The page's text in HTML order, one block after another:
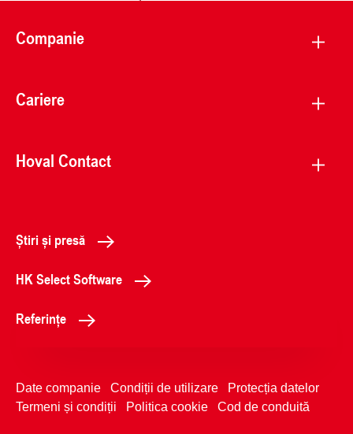
Companie
Cariere
Hoval Contact
Știri și presă
HK Select Software
Referințe
Date companie Condiții de utilizare
Protecția datelor
Termeni și condiții
Politica cookie Cod de conduită